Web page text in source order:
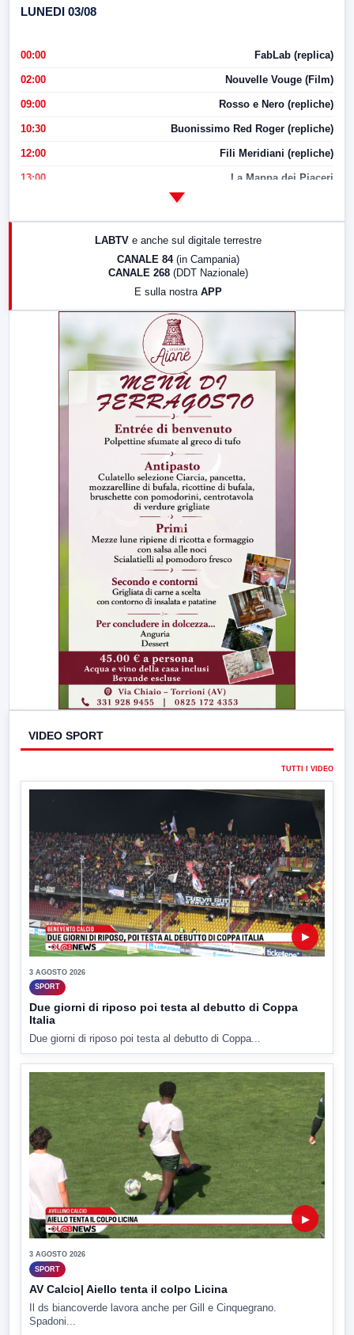
LUNEDI 03/08
00:00 FabLab (replica)
02:00 Nouvelle Vouge (Film)
09:00 Rosso e Nero (repliche)
10:30 Buonissimo Red Roger (repliche)
12:00 Fili Meridiani (repliche)
13:00 La Mappa dei Piaceri
17:00 LabNews (replica)
LABTV e anche sul digitale terrestre
CANALE 84 (in Campania)
CANALE 268 (DDT Nazionale)
E sulla nostra APP
VIDEO SPORT
TUTTI I VIDEO
▶
3 AGOSTO 2026
SPORT
Due giorni di riposo poi testa al debutto di Coppa
Italia
Due giorni di riposo poi testa al debutto di Coppa...
▶
3 AGOSTO 2026
SPORT
AV Calcio| Aiello tenta il colpo Licina
Il ds biancoverde lavora anche per Gill e Cinquegrano.
Spadoni...